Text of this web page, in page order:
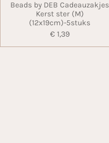
Beads by DEB Cadeauzakjes
Kerst ster (M)
(12x19cm)-5stuks
€ 1,39